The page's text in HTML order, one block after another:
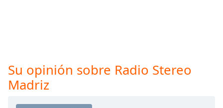
dialog
subtitles
off,
selected
Su opinión sobre Radio Stereo
Madriz